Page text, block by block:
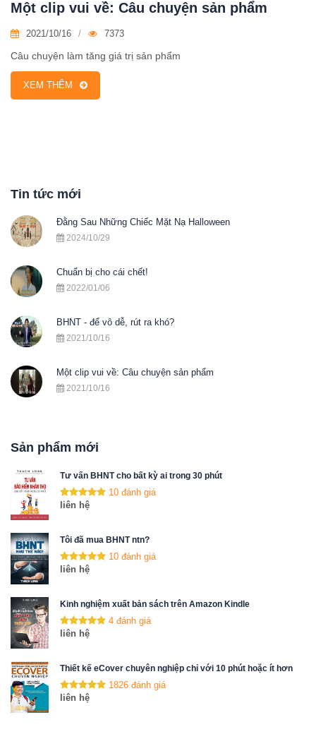
Một clip vui về: Câu chuyện sản phẩm
2021/10/16 7373
Câu chuyện làm tăng giá trị sản phẩm
XEM THÊM
Tin tức mới
Đằng Sau Những Chiếc Mặt Nạ Halloween
2024/10/29
Chuẩn bị cho cái chết!
2022/01/06
BHNT - để vô dễ, rút ra khó?
2021/10/16
Một clip vui về: Câu chuyện sản phẩm
2021/10/16
Sản phẩm mới
Tư vấn BHNT cho bất kỳ ai trong 30 phút
10 đánh giá
liên hệ
Tôi đã mua BHNT ntn?
10 đánh giá
liên hệ
Kinh nghiệm xuất bản sách trên Amazon Kindle
4 đánh giá
liên hệ
Thiết kế eCover chuyên nghiệp chỉ với 10 phút hoặc ít hơn
1826 đánh giá
liên hệ